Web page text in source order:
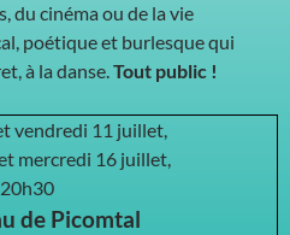
du cinéma ou de la vie
poétique et burlesque qui
à la danse.Tout public !
vendredi 11 juillet,
mercredi 16 juillet,
de Picomtal